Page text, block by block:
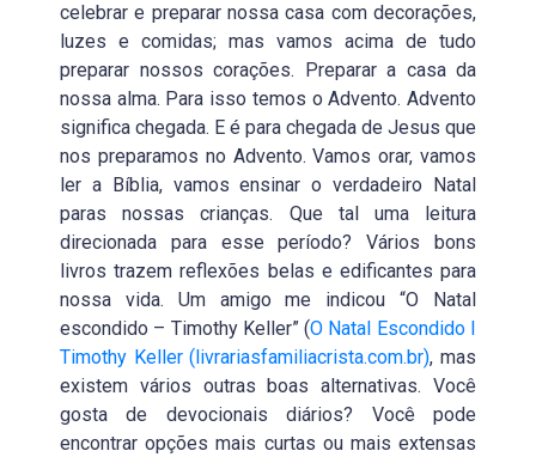
celebrar e preparar nossa casa com decorações,
luzes e comidas; mas vamos acima de tudo
preparar nossos corações. Preparar a casa da
nossa alma. Para isso temos o Advento. Advento
significa chegada. E é para chegada de Jesus que
nos preparamos no Advento. Vamos orar, vamos
ler a Bíblia, vamos ensinar o verdadeiro Natal
paras nossas crianças. Que tal uma leitura
direcionada para esse período? Vários bons
livros trazem reflexões belas e edificantes para
nossa vida. Um amigo me indicou “O Natal
escondido – Timothy Keller” (O Natal Escondido I
Timothy Keller (livrariasfamiliacrista.com.br), mas
existem vários outras boas alternativas. Você
gosta de devocionais diários? Você pode
encontrar opções mais curtas ou mais extensas